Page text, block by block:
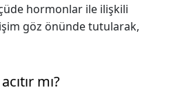
hormonlar ile ilişkili
göz önünde tutularak,
mı?